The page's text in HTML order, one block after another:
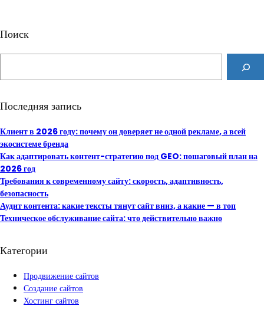
Поиск
a
c
Последняя запись
Клиент в 2026 году: почему он доверяет не одной рекламе, а всей
экосистеме бренда
Как адаптировать контент-стратегию под GEO: пошаговый план на
2026 год
Требования к современному сайту: скорость, адаптивность,
безопасность
Аудит контента: какие тексты тянут сайт вниз, а какие — в топ
Техническое обслуживание сайта: что действительно важно
Категории
Продвижение сайтов
Создание сайтов
Хостинг сайтов